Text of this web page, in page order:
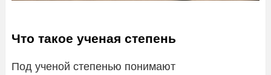
Что такое ученая степень
Под ученой степенью понимают